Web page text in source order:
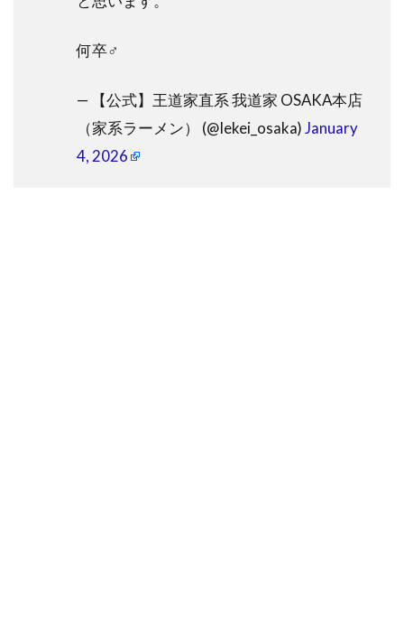
何卒‍♂️
— 【公式】王道家直系 我道家 OSAKA本店
（家系ラーメン） (@Iekei_osaka)January
4, 2026